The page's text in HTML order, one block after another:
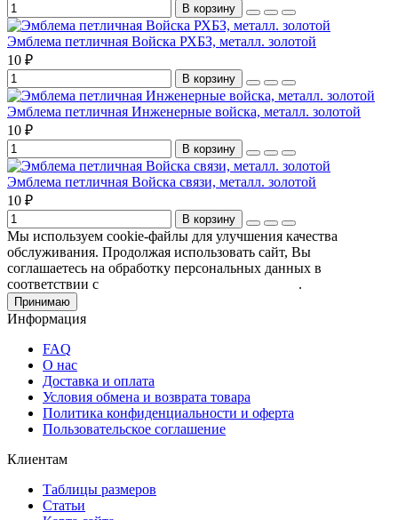
В корзину
Эмблема петличная Войска РХБЗ, металл. золотой
10 ₽
В корзину
Эмблема петличная Инженерные войска, металл. золотой
10 ₽
В корзину
Эмблема петличная Войска связи, металл. золотой
10 ₽
В корзину
Мы используем cookie-файлы для улучшения качества
обслуживания. Продолжая использовать сайт, Вы
соглашаетесь на обработку персональных данных в
соответствии с
.
Принимаю
Информация
FAQ
О нас
Доставка и оплата
Условия обмена и возврата товара
Политика конфиденциальности и оферта
Пользовательское соглашение
Клиентам
Таблицы размеров
Статьи